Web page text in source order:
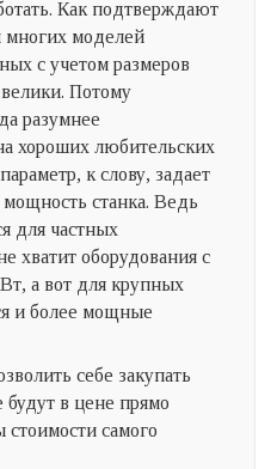
Как подтверждают
многих моделей
с учетом размеров
велики. Потому
разумнее
хороших любительских
к слову, задает
станка. Ведь
для частных
хватит оборудования с
а вот для крупных
и более мощные
себе закупать
будут в цене прямо
самого